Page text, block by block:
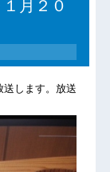
月２０
します。放送